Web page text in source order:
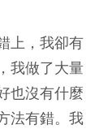
上，我卻有
我做了大量
也沒有什麼
法有錯。我